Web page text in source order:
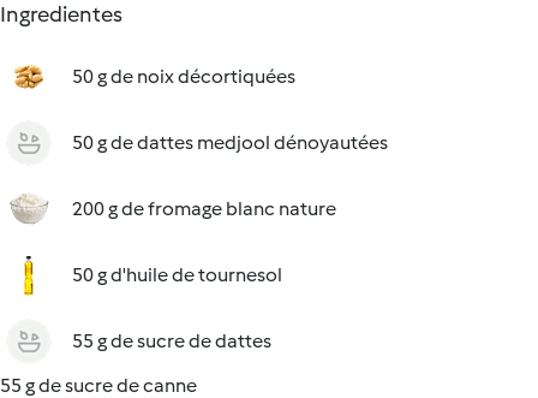
Ingredientes
50 g de noix décortiquées
50 g de dattes medjool dénoyautées
200 g de fromage blanc nature
50 g d'huile de tournesol
55 g de sucre de dattes
55 g de sucre de canne